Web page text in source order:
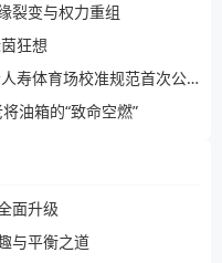
裂变与权力重组
狂想
2026世界杯鹰眼技术全解读：大都会人寿体育场校准规范首次公开
油箱的“致命空燃”
面升级
与平衡之道